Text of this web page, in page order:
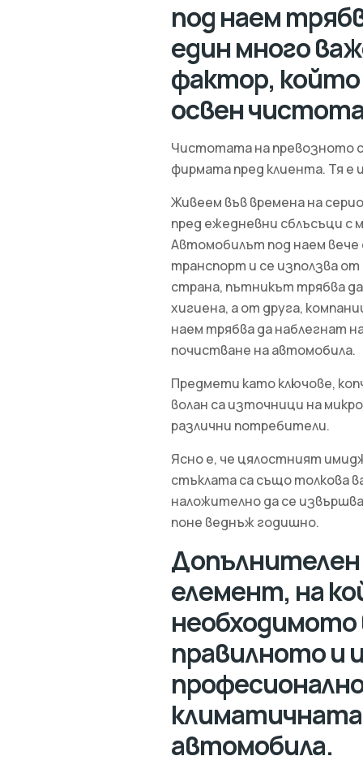
под наем
един много
фактор, който
освен
Чистотата на превозното
фирмата пред клиента. Тя
Живеем във времена на
пред ежедневни сблъсъци с
Автомобилът под наем
транспорт и се използва
страна, пътникът трябва
хигиена, а от друга,
наем трябва да наблегнат
почистване на автомобила.
Предмети като ключове,
волан са източници на
различни потребители.
Ясно е, че цялостният
стъклата са също толкова
наложително да се
поне веднъж годишно.
елемент, на
необходимото
правилното и
автомобила.